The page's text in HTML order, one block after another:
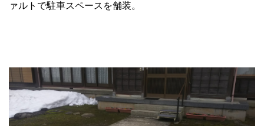
ァルトで駐車スペースを舗装。